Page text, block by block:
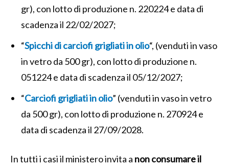
gr), con lotto di produzione n. 220224 e data di
scadenza il 22/02/2027;
“Spicchi di carciofi grigliati in olio“, (venduti in vaso
in vetro da 500 gr), con lotto di produzione n.
051224 e data di scadenza il 05/12/2027;
“Carciofi grigliati in olio” (venduti in vaso in vetro
da 500 gr), con lotto di produzione n. 270924 e
data di scadenza il 27/09/2028.
In tutti i casi il ministero invita a non consumare il